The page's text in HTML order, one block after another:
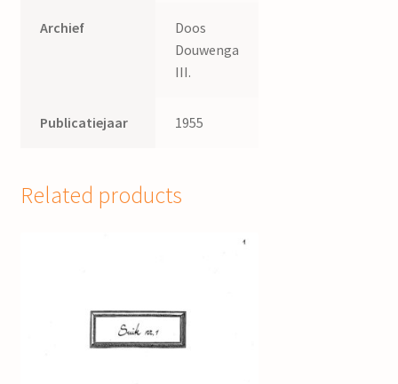
Archief
Doos
Douwenga
III.
Publicatiejaar 1955
Related products